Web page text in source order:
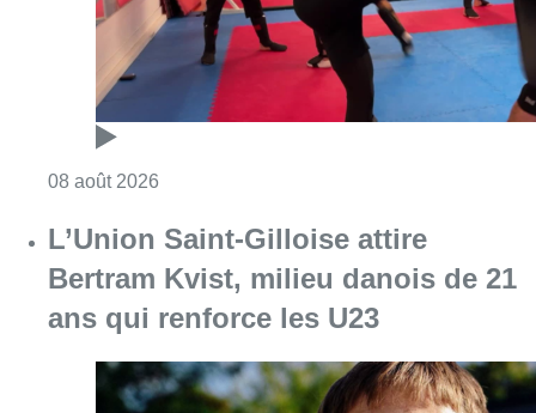
08 août 2026
L’Union Saint-Gilloise attire
Bertram Kvist, milieu danois de 21
ans qui renforce les U23